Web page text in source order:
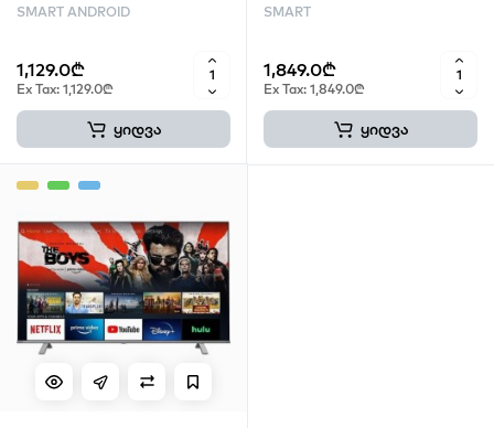
SMART ANDROID
1,129.0₾
Ex Tax: 1,129.0₾
ყიდვა
SMART
1,849.0₾
Ex Tax: 1,849.0₾
ყიდვა